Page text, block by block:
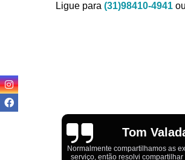
Ligue para (31)98410-4941 ou
Igor